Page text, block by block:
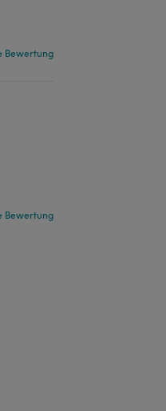
Bewertung
Bewertung